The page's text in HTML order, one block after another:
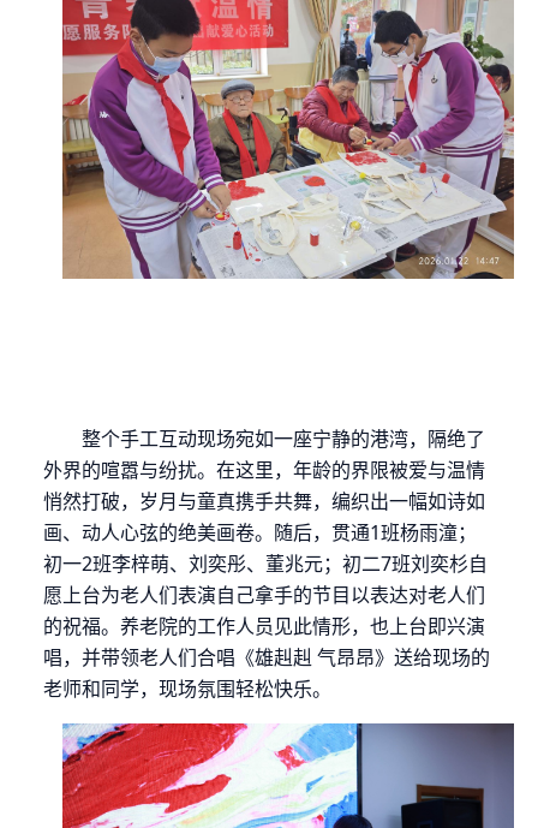
整个手工互动现场宛如一座宁静的港湾，隔绝了
外界的喧嚣与纷扰。在这里，年龄的界限被爱与温情
悄然打破，岁月与童真携手共舞，编织出一幅如诗如
画、动人心弦的绝美画卷。随后， 贯通1班杨雨潼；
初一2班李梓萌、刘奕彤、董兆元；初二7班刘奕杉自
愿上台为老人们表演自己拿手的节目以表达对老人们
的祝福。养老院的工作人员见此情形，也上台即兴演
唱，并带领老人们合唱《雄赳赳 气昂昂》送给现场的
老师和同学，现场氛围轻松快乐。